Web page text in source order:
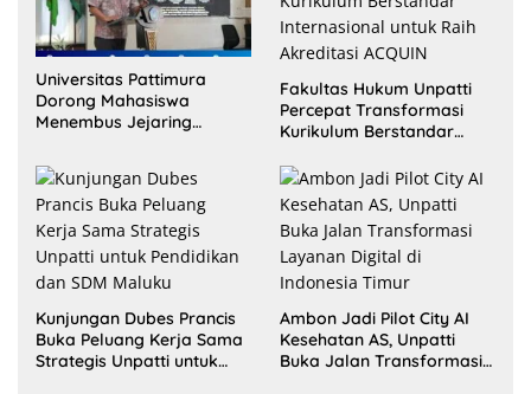
Universitas Pattimura
Dorong Mahasiswa
Menembus Jejaring
Kolaborasi Diaspora
Indonesia
Fakultas Hukum Unpatti
Percepat Transformasi
Kurikulum Berstandar
Akreditasi ACQUIN
Kunjungan Dubes Prancis
Buka Peluang Kerja Sama
Strategis Unpatti untuk
Ambon Jadi Pilot City AI
Kesehatan AS, Unpatti
Buka Jalan Transformasi